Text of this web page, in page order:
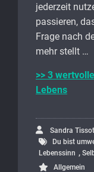
jederzeit
passieren,
Frage nach
mehr stellt …
>> 3
Lebens
Sandra Tissot
Du bist
Lebenssinn ,
Allgemein